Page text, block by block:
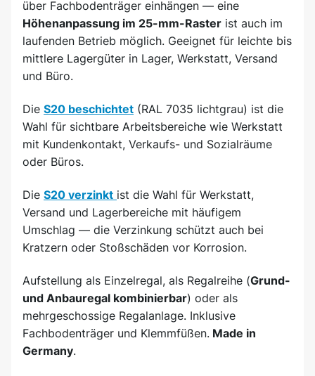
über Fachbodenträger einhängen — eine
Höhenanpassung im 25-mm-Raster ist auch im
laufenden Betrieb möglich. Geeignet für leichte bis
mittlere Lagergüter in Lager, Werkstatt, Versand
und Büro.
Die S20 beschichtet (RAL 7035 lichtgrau) ist die
Wahl für sichtbare Arbeitsbereiche wie Werkstatt
mit Kundenkontakt, Verkaufs- und Sozialräume
oder Büros.
Die S20 verzinkt ist die Wahl für Werkstatt,
Versand und Lagerbereiche mit häufigem
Umschlag — die Verzinkung schützt auch bei
Kratzern oder Stoßschäden vor Korrosion.
Aufstellung als Einzelregal, als Regalreihe (Grund-
und Anbauregal kombinierbar) oder als
mehrgeschossige Regalanlage. Inklusive
Fachbodenträger und Klemmfüßen. Made in
Germany.